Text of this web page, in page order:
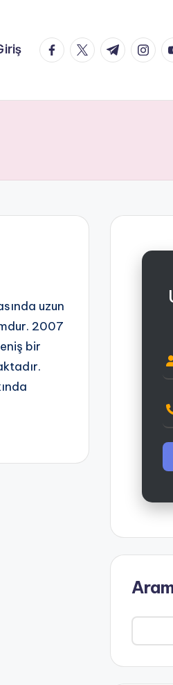
facebook.com
twitter.com
t.me
uzun
2007
bir